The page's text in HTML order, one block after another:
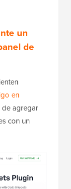
un
de
en
de agregar
con un